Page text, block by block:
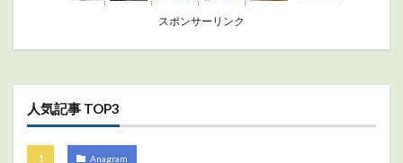
スポンサーリンク
人気記事 TOP3
Anagram